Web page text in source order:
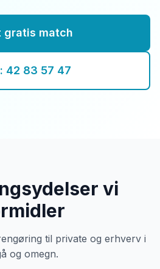
gratis match
42 83 57 47
vi
til private og erhverv i
og omegn.